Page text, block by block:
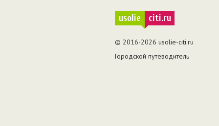
usolie citi.ru
© 2016-2026 usolie-citi.ru
Городской путеводитель